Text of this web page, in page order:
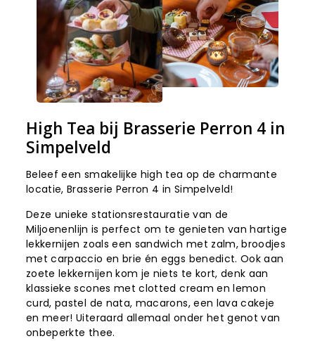
High Tea bij Brasserie Perron 4 in
Simpelveld
Beleef een smakelijke high tea op de charmante
locatie, Brasserie Perron 4 in Simpelveld!
Deze unieke stationsrestauratie van de
Miljoenenlijn is perfect om te genieten van hartige
lekkernijen zoals een sandwich met zalm, broodjes
met carpaccio en brie én eggs benedict. Ook aan
zoete lekkernijen kom je niets te kort, denk aan
klassieke scones met clotted cream en lemon
curd, pastel de nata, macarons, een lava cakeje
en meer! Uiteraard allemaal onder het genot van
onbeperkte thee.